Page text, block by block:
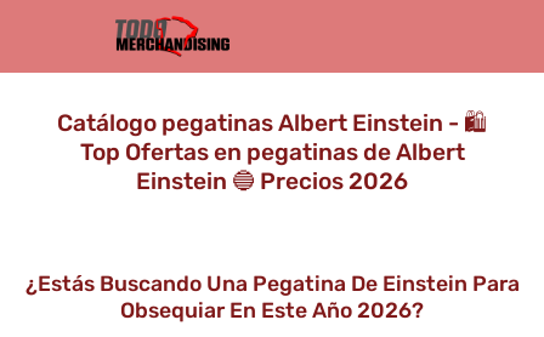
Catálogo pegatinas Albert Einstein - 🛍️
Top Ofertas en pegatinas de Albert
Einstein 🔵 Precios 2026
¿Estás Buscando Una Pegatina De Einstein Para
Obsequiar En Este Año 2026?